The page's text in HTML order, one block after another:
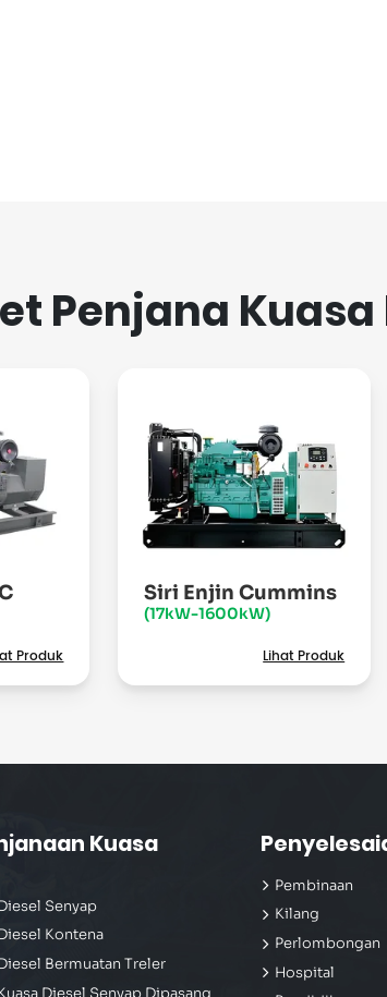
Penjana Kuasa
Produk
Siri Enjin Cummins
(17kW-1600kW)
Lihat Produk
Kuasa
Senyap
Kontena
Bermuatan Treler
Diesel Senyap Dipasang
Pembinaan
Kilang
Perlombongan
Hospital